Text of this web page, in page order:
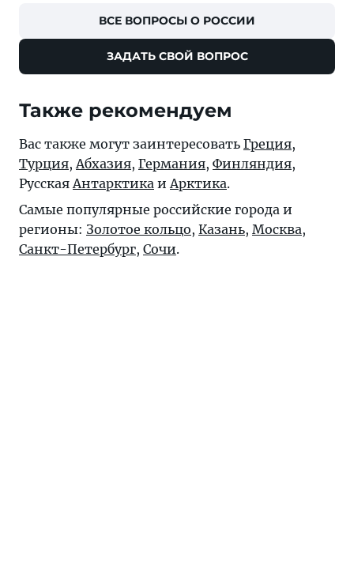
ВСЕ ВОПРОСЫ О РОССИИ
ЗАДАТЬ СВОЙ ВОПРОС
Также рекомендуем
Вас также могут заинтересовать Греция,
Турция, Абхазия, Германия, Финляндия,
Русская Антарктика и Арктика.
Самые популярные российские города и
регионы: Золотое кольцо, Казань, Москва,
Санкт-Петербург, Сочи.